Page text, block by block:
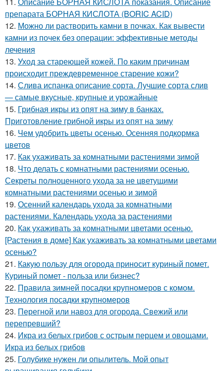
препарата БОРНАЯ КИСЛОТА (BORIC ACID)
12. Можно ли растворить камни в почках. Как вывести
камни из почек без операции: эффективные методы
лечения
13. Уход за стареющей кожей. По каким причинам
происходит преждевременное старение кожи?
14. Слива испанка описание сорта. Лучшие сорта слив
— самые вкусные, крупные и урожайные
15. Грибная икры из опят на зиму в банках.
Приготовление грибной икры из опят на зиму
16. Чем удобрить цветы осенью. Осенняя подкормка
цветов
17. Как ухаживать за комнатными растениями зимой
18. Что делать с комнатными растениями осенью.
Секреты полноценного ухода за не цветущими
комнатными растениями осенью и зимой
19. Осенний календарь ухода за комнатными
растениями. Календарь ухода за растениями
20. Как ухаживать за комнатными цветами осенью.
[Растения в доме] Как ухаживать за комнатными цветами
осенью?
21. Какую пользу для огорода приносит куриный помет.
Куриный помет - польза или бизнес?
22. Правила зимней посадки крупномеров с комом.
Технология посадки крупномеров
23. Перегной или навоз для огорода. Свежий или
перепревший?
24. Икра из белых грибов с острым перцем и овощами.
Икра из белых грибов
25. Голубике нужен ли опылитель. Мой опыт